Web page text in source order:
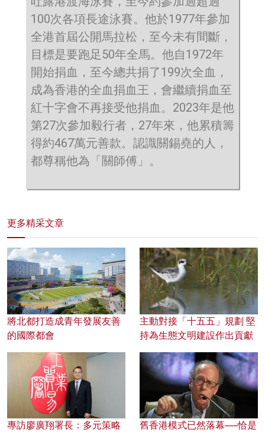
100次各項長途泳賽。他於1977年參加
全港首屆公開馬拉松，至今未有間斷，
目標是要跑足50年全馬。他自1972年
開始捐血，至今總共捐了199次全血，
成為香港的全血捐血王，會繼續捐血至
紅十字會不再接受他捐血。2023年是他
第27次參加毅行者，27年來，他累積籌
得約467萬元善款。認識關錫堯的人，
都尊稱他為「關師傅」。
更多精采文章
將北都打造成青年發展友善
的國際都會
主動對接「十五五」規劃 堅
持為生態文明建設作出貢獻
專訪廖廣翔署長：多元策略
舊香港模式已然落幕──恰是